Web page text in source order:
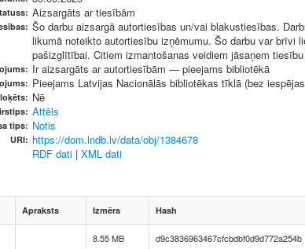
Aizsargāts ar tiesībām
Šo darbu aizsargā autortiesības un/vai blakustiesības.
likumā noteikto autortiesību izņēmumu. Šo darbu var brīvi
pašizglītībai. Citiem izmantošanas veidiem jāsaņem
Ir aizsargāts ar autortiesībām — pieejams bibliotēkā
Pieejams Latvijas Nacionālās bibliotēkas tīklā (bez
Nē
Attēls
tips: Notis
URI: https://dom.lndb.lv/data/obj/1384678
RDF dati | XML dati
Apraksts Izmērs Hash
8.55 MB d9c3836963467cfcbdbf0d9d772a254b